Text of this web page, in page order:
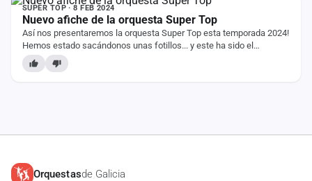
SUPER TOP · 8 FEB 2024
Nuevo afiche de la orquesta Super Top
Así nos presentaremos la orquesta Super Top esta temporada 2024!
Hemos estado sacándonos unas fotillos... y este ha sido el
resultado! Una imagen fresca y…
Orquestasde Galicia
Administración
Contacto